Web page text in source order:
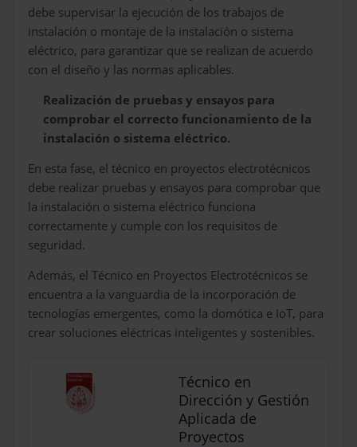
debe supervisar la ejecución de los trabajos de
instalación o montaje de la instalación o sistema
eléctrico, para garantizar que se realizan de acuerdo
con el diseño y las normas aplicables.
Realización de pruebas y ensayos para
comprobar el correcto funcionamiento de la
instalación o sistema eléctrico.
En esta fase, el técnico en proyectos electrotécnicos
debe realizar pruebas y ensayos para comprobar que
la instalación o sistema eléctrico funciona
correctamente y cumple con los requisitos de
seguridad.
Además, el Técnico en Proyectos Electrotécnicos se
encuentra a la vanguardia de la incorporación de
tecnologías emergentes, como la domótica e IoT, para
crear soluciones eléctricas inteligentes y sostenibles.
Técnico en
Dirección y Gestión
Aplicada de
Proyectos